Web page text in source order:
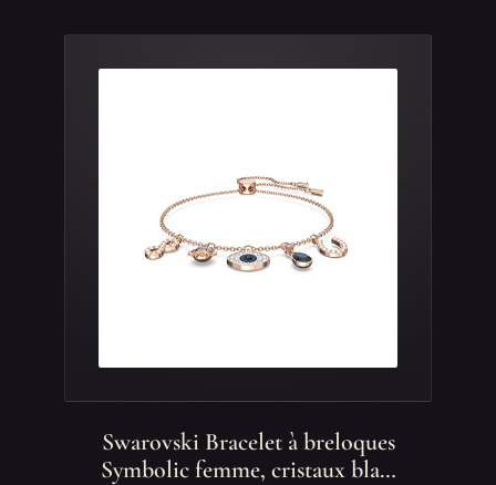
Swarovski Bracelet à breloques
Symbolic femme, cristaux bla…